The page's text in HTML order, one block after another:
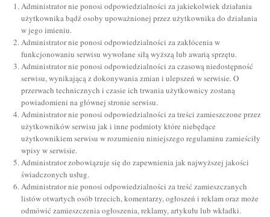
Administrator nie ponosi odpowiedzialności za jakiekolwiek działania
użytkownika bądź osoby upoważnionej przez użytkownika do działania
w jego imieniu.
Administrator nie ponosi odpowiedzialności za zakłócenia w
funkcjonowaniu serwisu wywołane siłą wyższą lub awarią sprzętu.
Administrator nie ponosi odpowiedzialności za czasową niedostępność
serwisu, wynikającą z dokonywania zmian i ulepszeń w serwisie. O
przerwach technicznych i czasie ich trwania użytkownicy zostaną
powiadomieni na głównej stronie serwisu.
Administrator nie ponosi odpowiedzialności za treści zamieszczone przez
użytkowników serwisu jak i inne podmioty które niebędące
użytkownikiem serwisu w rozumieniu niniejszego regulaminu zamieściły
wpisy w serwisie.
Administrator zobowiązuje się do zapewnienia jak najwyższej jakości
świadczonych usług.
Administrator nie ponosi odpowiedzialności za treść zamieszczanych
listów otwartych osób trzecich, komentarzy, ogłoszeń i reklam oraz może
odmówić zamieszczenia ogłoszenia, reklamy, artykułu lub wkładki.